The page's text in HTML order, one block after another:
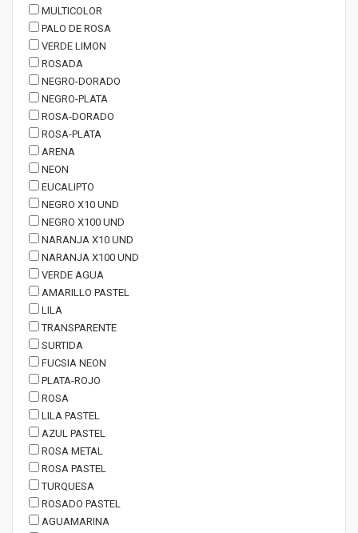
MULTICOLOR
PALO DE ROSA
VERDE LIMON
ROSADA
NEGRO-DORADO
NEGRO-PLATA
ROSA-DORADO
ROSA-PLATA
ARENA
NEON
EUCALIPTO
NEGRO X10 UND
NEGRO X100 UND
NARANJA X10 UND
NARANJA X100 UND
VERDE AGUA
AMARILLO PASTEL
LILA
TRANSPARENTE
SURTIDA
FUCSIA NEON
PLATA-ROJO
ROSA
LILA PASTEL
AZUL PASTEL
ROSA METAL
ROSA PASTEL
TURQUESA
ROSADO PASTEL
AGUAMARINA